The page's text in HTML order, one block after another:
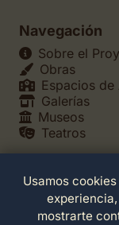
Navegación
Sobre el
Obras
Espacios de
Galerías
Museos
Teatros
Legales
Política de
Usamos
mostrarte